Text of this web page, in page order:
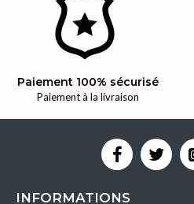
Paiement 100% sécurisé
Paiement à la livraison
INFORMATIONS